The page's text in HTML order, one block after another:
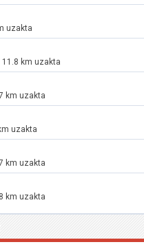
uzakta
11.8 km uzakta
km uzakta
uzakta
km uzakta
km uzakta